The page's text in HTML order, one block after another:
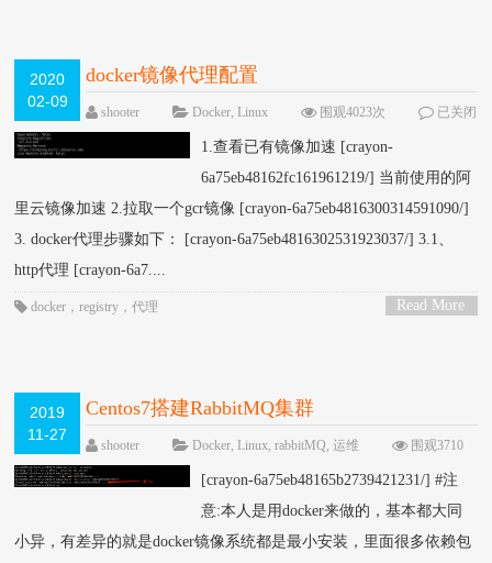
2020
02-09
docker镜像代理配置
shooter Docker,Linux 围观4023次
已关闭
评论
1.查看已有镜像加速 [crayon-
6a75eb48162fc161961219/] 当前使用的阿
里云镜像加速 2.拉取一个gcr镜像 [crayon-6a75eb4816300314591090/]
3. docker代理步骤如下： [crayon-6a75eb4816302531923037/] 3.1、
http代理 [crayon-6a7....
Read More
docker ，registry ，代理
2019
11-27
Centos7搭建RabbitMQ集群
shooter Docker,Linux,rabbitMQ,运维
围观3710
次
已关闭评论
[crayon-6a75eb48165b2739421231/] #注
意:本人是用docker来做的，基本都大同
小异，有差异的就是docker镜像系统都是最小安装，里面很多依赖包